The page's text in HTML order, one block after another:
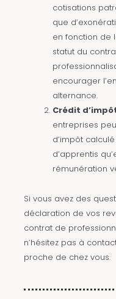
cotisations
que
en fonction de
statut du
encourager
alternance.
Crédit
entreprises
d’impôt
d’apprentis
rémunération
Si vous avez des
déclaration de vos
contrat de
n’hésitez pas à
proche de chez vous.